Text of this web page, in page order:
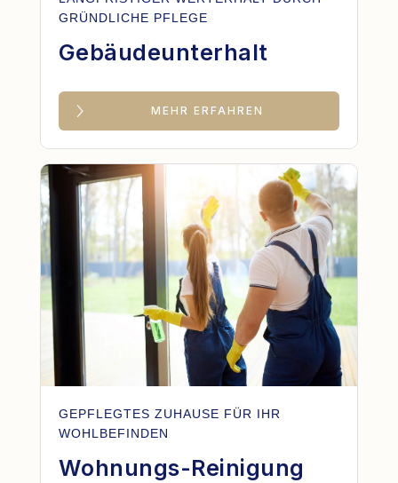
GRÜNDLICHE PFLEGE
Gebäudeunterhalt
MEHR ERFAHREN
GEPFLEGTES ZUHAUSE FÜR IHR
WOHLBEFINDEN
Wohnungs-Reinigung